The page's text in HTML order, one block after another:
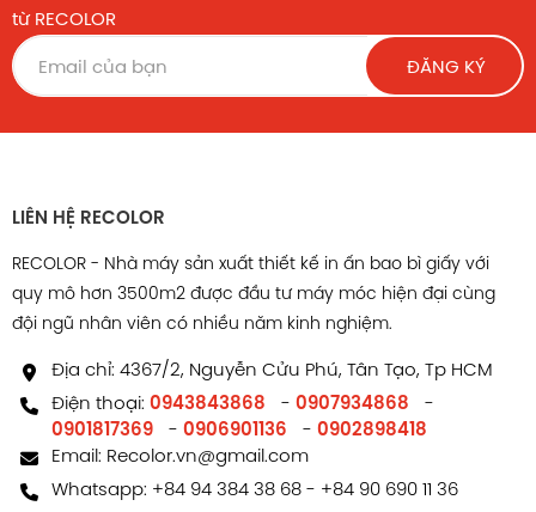
từ RECOLOR
ĐĂNG KÝ
LIÊN HỆ RECOLOR
RECOLOR - Nhà máy sản xuất thiết kế in ấn bao bì giấy với
quy mô hơn 3500m2 được đầu tư máy móc hiện đại cùng
đội ngũ nhân viên có nhiều năm kinh nghiệm.
Địa chỉ: 4367/2, Nguyễn Cửu Phú, Tân Tạo, Tp HCM
Điện thoại: 0943843868 - 0907934868
-
0901817369
- 0906901136 - 0902898418
Email: Recolor.vn@gmail.com
Whatsapp: +84 94 384 38 68- +84 90 690 11 36